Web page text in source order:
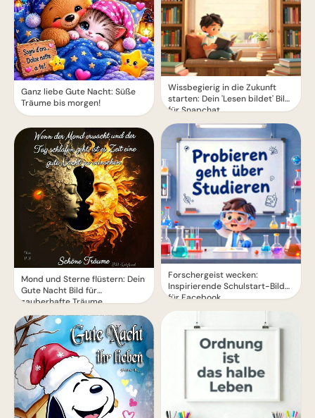
Ganz liebe Gute Nacht: Süße
Träume bis morgen!
Mond und Sterne flüstern: Dein
Gute Nacht Bild für
zauberhafte Träume
Wissbegierig in die Zukunft
starten: Dein 'Lesen bildet' Bild
für Snapchat
Forschergeist wecken:
Inspirierende Schulstart-Bilder
für Facebook